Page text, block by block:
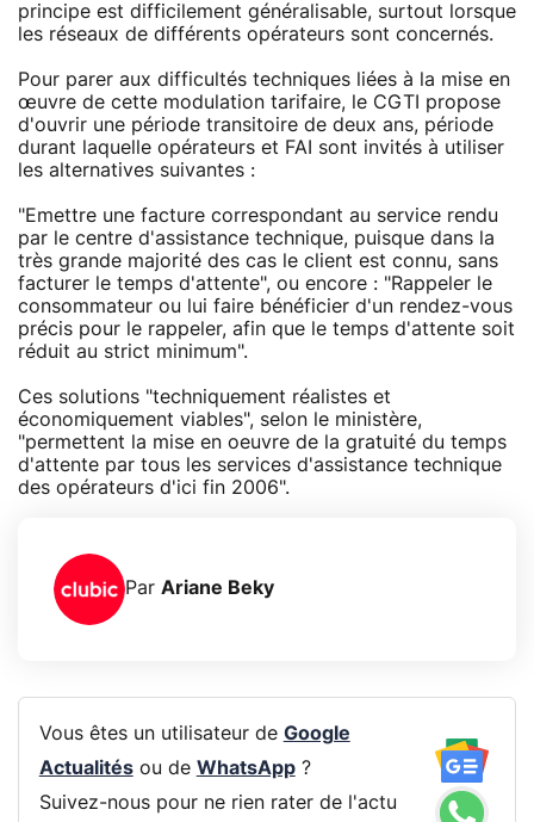
principe est difficilement généralisable, surtout lorsque
les réseaux de différents opérateurs sont concernés.
Pour parer aux difficultés techniques liées à la mise en
œuvre de cette modulation tarifaire, le CGTI propose
d'ouvrir une période transitoire de deux ans, période
durant laquelle opérateurs et FAI sont invités à utiliser
les alternatives suivantes :
"Emettre une facture correspondant au service rendu
par le centre d'assistance technique, puisque dans la
très grande majorité des cas le client est connu, sans
facturer le temps d'attente", ou encore : "Rappeler le
consommateur ou lui faire bénéficier d'un rendez-vous
précis pour le rappeler, afin que le temps d'attente soit
réduit au strict minimum".
Ces solutions "techniquement réalistes et
économiquement viables", selon le ministère,
"permettent la mise en oeuvre de la gratuité du temps
d'attente par tous les services d'assistance technique
des opérateurs d'ici fin 2006".
Par Ariane Beky
Vous êtes un utilisateur de Google
Actualitésou de WhatsApp?
Suivez-nous pour ne rien rater de l'actu